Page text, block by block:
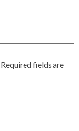
Required fields are